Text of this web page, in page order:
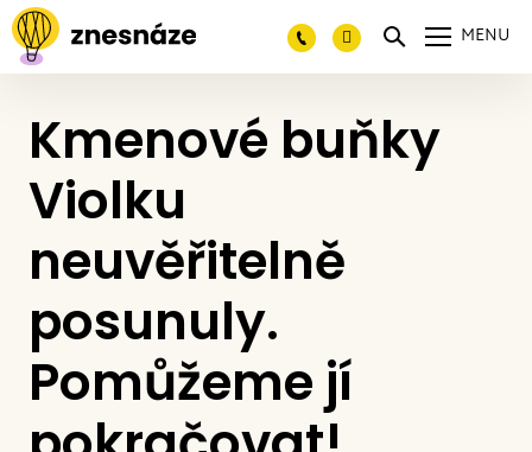
MENU
Kmenové buňky
Violku
neuvěřitelně
posunuly.
Pomůžeme jí